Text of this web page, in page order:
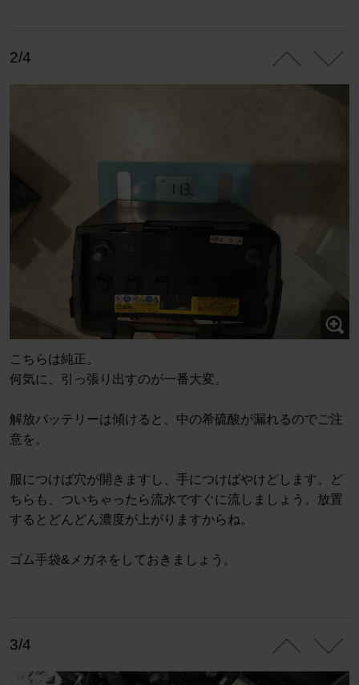
2/4
こちらは純正。
何気に、引っ張り出すのが一番大変。
解放バッテリーは傾けると、中の希硫酸が漏れるのでご注
意を。
服につけば穴が開きますし、手につけばやけどします。ど
ちらも、ついちゃったら流水ですぐに流しましょう。放置
するとどんどん濃度が上がりますからね。
ゴム手袋&メガネをしておきましょう。
3/4